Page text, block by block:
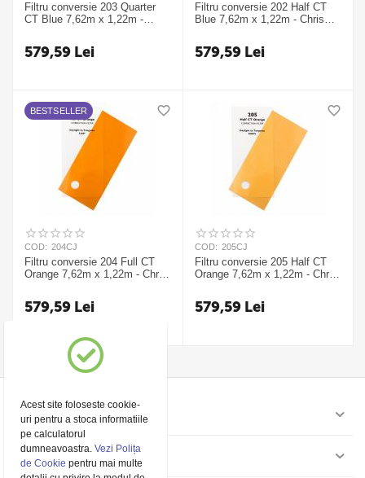
Filtru conversie 203 Quarter
CT Blue 7,62m x 1,22m -
579,59 Lei
Filtru conversie 202 Half CT
Blue 7,62m x 1,22m - Chris
579,59 Lei
BESTSELLER
COD: 204CJ
Filtru conversie 204 Full CT
Orange 7,62m x 1,22m - Chris
579,59 Lei
COD: 205CJ
Filtru conversie 205 Half CT
Orange 7,62m x 1,22m - Chris
579,59 Lei
Contul meu
Pagini
Acest site foloseste cookie-
uri pentru a stoca informatiile
pe calculatorul
dumneavoastra.Vezi Polița
de Cookie pentru mai multe